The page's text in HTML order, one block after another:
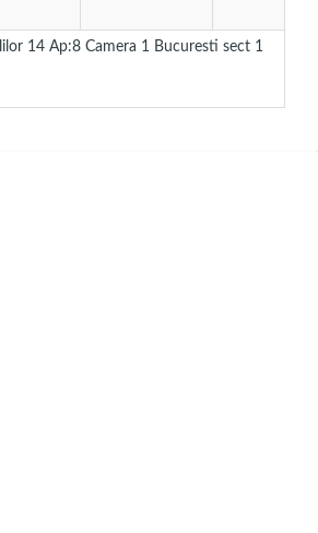
14 Ap:8 Camera 1 Bucuresti sect 1